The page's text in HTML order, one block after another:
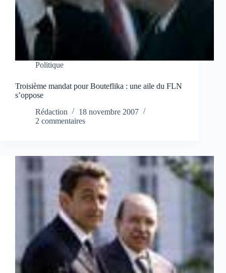
Politique
Troisième mandat pour Bouteflika : une aile du FLN
s’oppose
Rédaction
18 novembre 2007
2 commentaires